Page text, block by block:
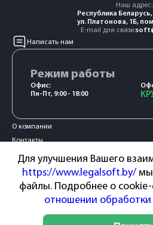
Для улучшения Вашего
https://www.legalsoft.by/мы
файлы. Подробнее о cookie-
отношении
Наш адрес:
Республика
ул. Платонова, 1Б,
E-mail для связи:
Написать нам
Режим работы
Офис:
Пн-Пт, 9:00 - 18:00
О компании
Контакты
Акции и новости
Сотрудничество
Пользовательское
Способы